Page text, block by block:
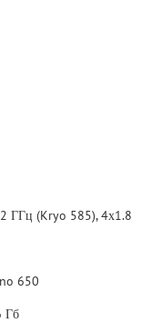
ГГц (Kryo 585), 4х1.8
650
Гб